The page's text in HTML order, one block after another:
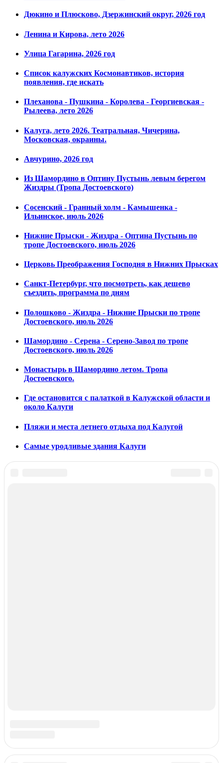
Дюкино и Плюсково, Дзержинский округ, 2026 год
Ленина и Кирова, лето 2026
Улица Гагарина, 2026 год
Список калужских Космонавтиков, история
появления, где искать
Плеханова - Пушкина - Королева - Георгиевская -
Рылеева, лето 2026
Калуга, лето 2026. Театральная, Чичерина,
Московская, окраины.
Авчурино, 2026 год
Из Шамордино в Оптину Пустынь левым берегом
Жиздры (Тропа Достоевского)
Сосенский - Гранный холм - Камышенка -
Ильинское, июль 2026
Нижние Прыски - Жиздра - Оптина Пустынь по
тропе Достоевского, июль 2026
Церковь Преображения Господня в Нижних Прысках
Санкт-Петербург, что посмотреть, как дешево
съездить, программа по дням
Полошково - Жиздра - Нижние Прыски по тропе
Достоевского, июль 2026
Шамордино - Серена - Серено-Завод по тропе
Достоевского, июль 2026
Монастырь в Шамордино летом. Тропа
Достоевского.
Где остановится с палаткой в Калужской области и
около Калуги
Пляжи и места летнего отдыха под Калугой
Самые уродливые здания Калуги